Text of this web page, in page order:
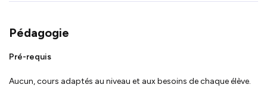
Pédagogie
Pré-requis
Aucun, cours adaptés au niveau et aux besoins de chaque élève.